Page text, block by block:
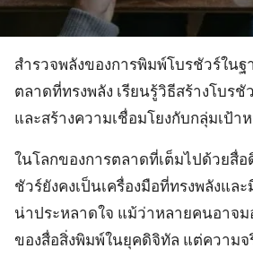
สำรวจพลังของการพิมพ์โบรชัวร์ในฐ
ตลาดที่ทรงพลัง เรียนรู้วิธีสร้างโบร
และสร้างความเชื่อมโยงกับกลุ่มเป้
ในโลกของการตลาดที่เต็มไปด้วยสื่
ชัวร์ยังคงเป็นเครื่องมือที่ทรงพลังแล
น่าประหลาดใจ แม้ว่าหลายคนอาจ
ของสื่อสิ่งพิมพ์ในยุคดิจิทัล แต่ความจ